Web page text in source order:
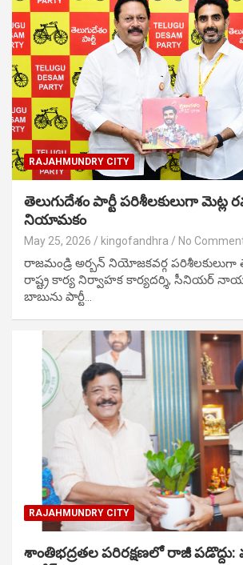
RAJAHMUNDRY CITY
తెలుగుదేశం పార్టీ పరిశీలకులుగా
నియామకం
May 25, 2026 kingofandhra No
రాజమండ్రి అర్బన్ నియోజకవర్గ పరిశీలకులుగా
రాష్ట్ర కార్య నిర్వాహక కార్యదర్శి, సీనియర్
బాబును పార్టీ…
RAJAHMUNDRY CITY
శాంతిభద్రతల పరిరక్షణలో రాజీ పడొద్దు: